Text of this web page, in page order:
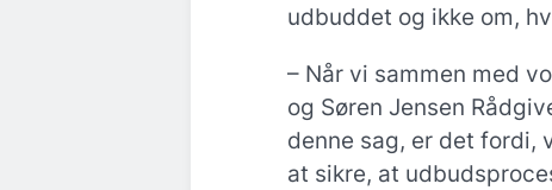
udbuddet og ikke om,
– Når vi sammen med
og Søren Jensen
denne sag, er det
at sikre, at